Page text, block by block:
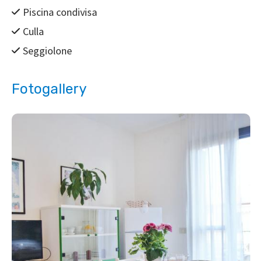
Piscina condivisa
Culla
Seggiolone
Fotogallery